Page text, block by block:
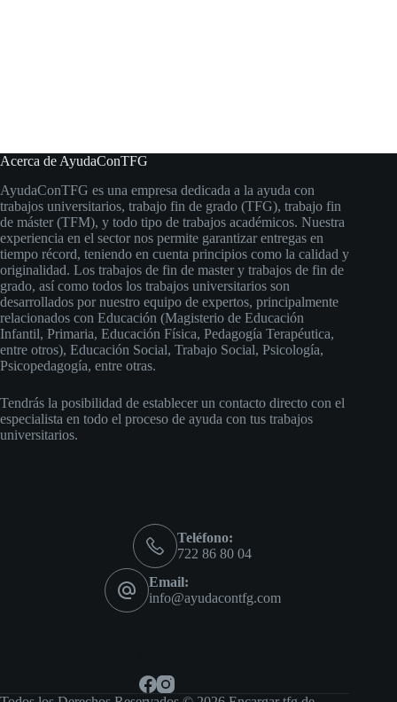
Acerca de AyudaConTFG
AyudaConTFG es una empresa dedicada a la ayuda con
trabajos universitarios, trabajo fin de grado (TFG), trabajo fin
de máster (TFM), y todo tipo de trabajos académicos. Nuestra
experiencia en el sector nos permite garantizar entregas en
tiempo récord, teniendo en cuenta principios como la calidad y
originalidad. Los trabajos de fin de master y trabajos de fin de
grado, así como todos los trabajos universitarios son
desarrollados por nuestro equipo de expertos, principalmente
relacionados con Educación (Magisterio de Educación
Infantil, Primaria, Educación Física, Pedagogía Terapéutica,
entre otros), Educación Social, Trabajo Social, Psicología,
Psicopedagogía, entre otras.
Tendrás la posibilidad de establecer un contacto directo con el
especialista en todo el proceso de ayuda con tus trabajos
universitarios.
Teléfono:
722 86 80 04
Email:
info@ayudacontfg.com